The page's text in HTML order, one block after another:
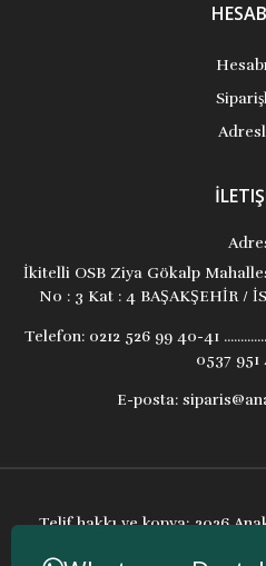
İkitelli OSB Ziya Gökalp
No : 3 Kat : 4 BAŞAKŞEHİR /
Telefon:0212 526 99 40-41
0537 951
E-posta:
Telif hakkı ve kopya; 2026